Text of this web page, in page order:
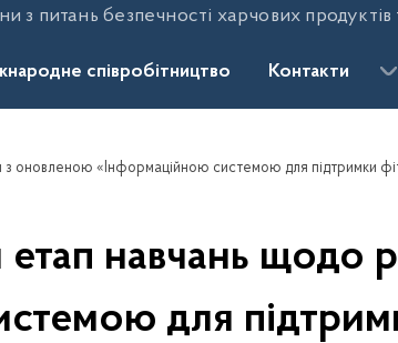
з питань безпечності харчових продуктів
співробітництво Контакти
етап навчань
для